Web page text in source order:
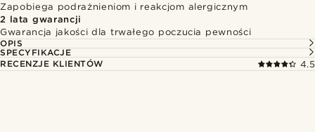
Zapobiega podrażnieniom i reakcjom alergicznym
2 lata gwarancji
Gwarancja jakości dla trwałego poczucia pewności
OPIS
SPECYFIKACJE
RECENZJE KLIENTÓW
4.5